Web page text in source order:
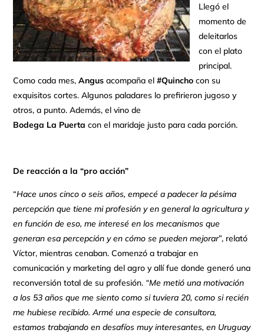
Llegó el
momento de
deleitarlos
con el plato
principal.
Como cada mes,Angus acompaña el#Quincho con su
exquisitos cortes. Algunos paladares lo prefirieron jugoso y
otros, a punto. Además, el vino de
Bodega La Puerta con el maridaje justo para cada porción.
De reacción a la “pro acción”
“Hace unos cinco o seis años, empecé a padecer la pésima
percepción que tiene mi profesión y en general la agricultura y
en función de eso, me interesé en los mecanismos que
generan esa percepción y en cómo se pueden mejorar”, relató
Víctor, mientras cenaban. Comenzó a trabajar en
comunicación y marketing del agro y allí fue donde generó una
reconversión total de su profesión. “Me metió una motivación
a los 53 años que me siento como si tuviera 20, como si recién
me hubiese recibido. Armé una especie de consultora,
estamos trabajando en desafíos muy interesantes, en Uruguay